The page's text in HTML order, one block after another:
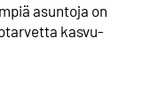
asuntoja on
kasvu­